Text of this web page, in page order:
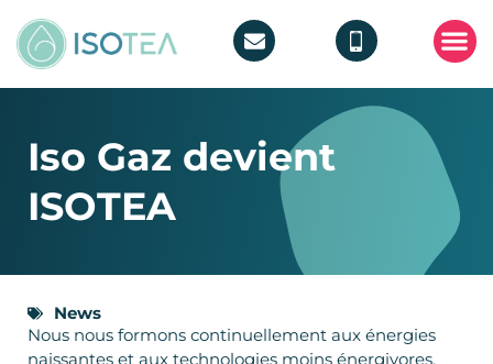
Iso Gaz devient
ISOTEA
News
Nous nous formons continuellement aux énergies
naissantes et aux technologies moins énergivores,